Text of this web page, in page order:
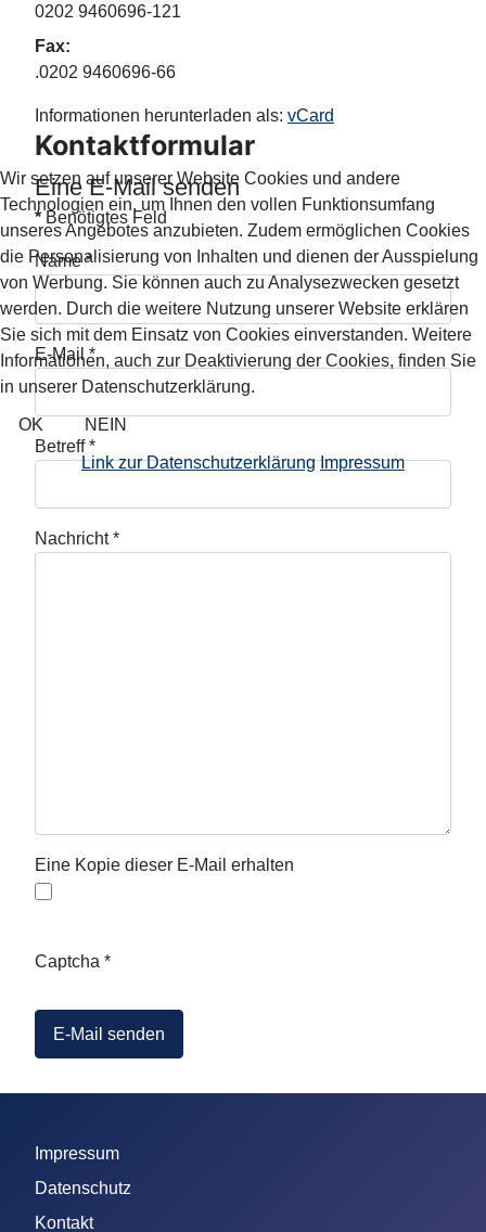
0202 9460696-121
Fax:
.0202 9460696-66
Informationen herunterladen als: vCard
Kontaktformular
Eine E-Mail senden
* Benötigtes Feld
Name*
E-Mail*
Betreff*
Nachricht*
Eine Kopie dieser E-Mail erhalten
Captcha *
E-Mail senden
Impressum
Datenschutz
Kontakt
Wir setzen auf unserer Website Cookies und andere
Technologien ein, um Ihnen den vollen Funktionsumfang
unseres Angebotes anzubieten. Zudem ermöglichen Cookies
die Personalisierung von Inhalten und dienen der Ausspielung
von Werbung. Sie können auch zu Analysezwecken gesetzt
werden. Durch die weitere Nutzung unserer Website erklären
Sie sich mit dem Einsatz von Cookies einverstanden. Weitere
Informationen, auch zur Deaktivierung der Cookies, finden Sie
in unserer Datenschutzerklärung.
OK NEIN
Link zur Datenschutzerklärung Impressum